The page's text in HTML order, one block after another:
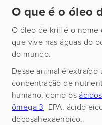
O que é o óleo
O óleo de krill é o
que vive nas águas do
do mundo.
Desse animal é extraído
concentração de
humano, como os
ômega 3 EPA, ácido
docosahexaenoico.